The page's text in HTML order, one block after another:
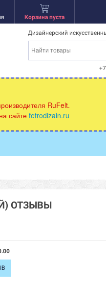
Корзина пуста
Дизайнерский
RuFelt.
сайте fetrodizain.ru
ОТЗЫВЫ